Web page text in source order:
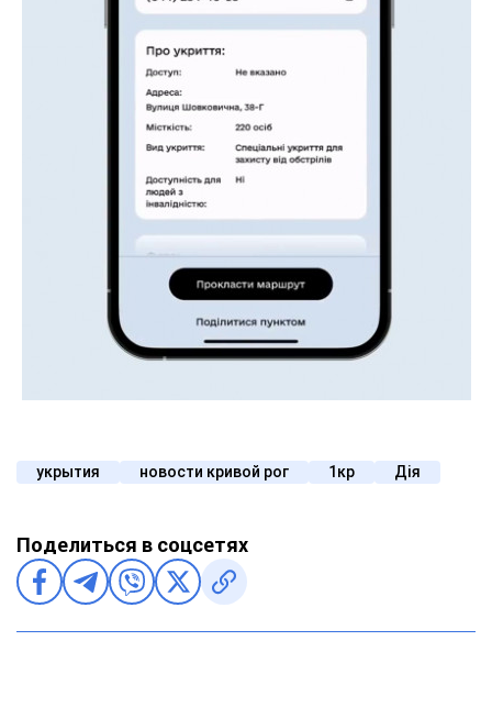
укрытия новости кривой рог 1кр Дія
Поделиться в соцсетях